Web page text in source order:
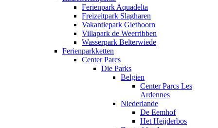
Ferienpark Aquadelta
Freizeitpark Slagharen
Vakantiepark Giethoorn
Villapark de Weerribben
Wasserpark Belterwiede
Ferienparkketten
Center Parcs
Die Parks
Belgien
Center Parcs Les
Ardennes
Niederlande
De Eemhof
Het Heijderbos